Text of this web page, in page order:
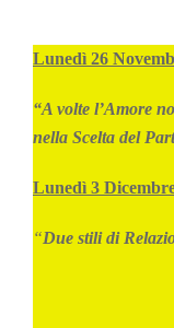
Lunedì 26
“A volte l’Amore
nella Scelta del
Lunedì 3
“Due stili di